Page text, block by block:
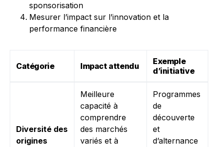
sponsorisation
Mesurer l’impact sur l’innovation et la
performance financière
Catégorie Impact attendu
Exemple
d’initiative
Diversité des
origines
Meilleure
capacité à
comprendre
des marchés
variés et à
Programmes
de
découverte
et
d’alternance